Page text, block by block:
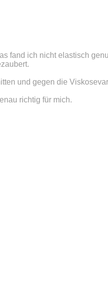
fand ich nicht elastisch
und gegen die
richtig für mich.